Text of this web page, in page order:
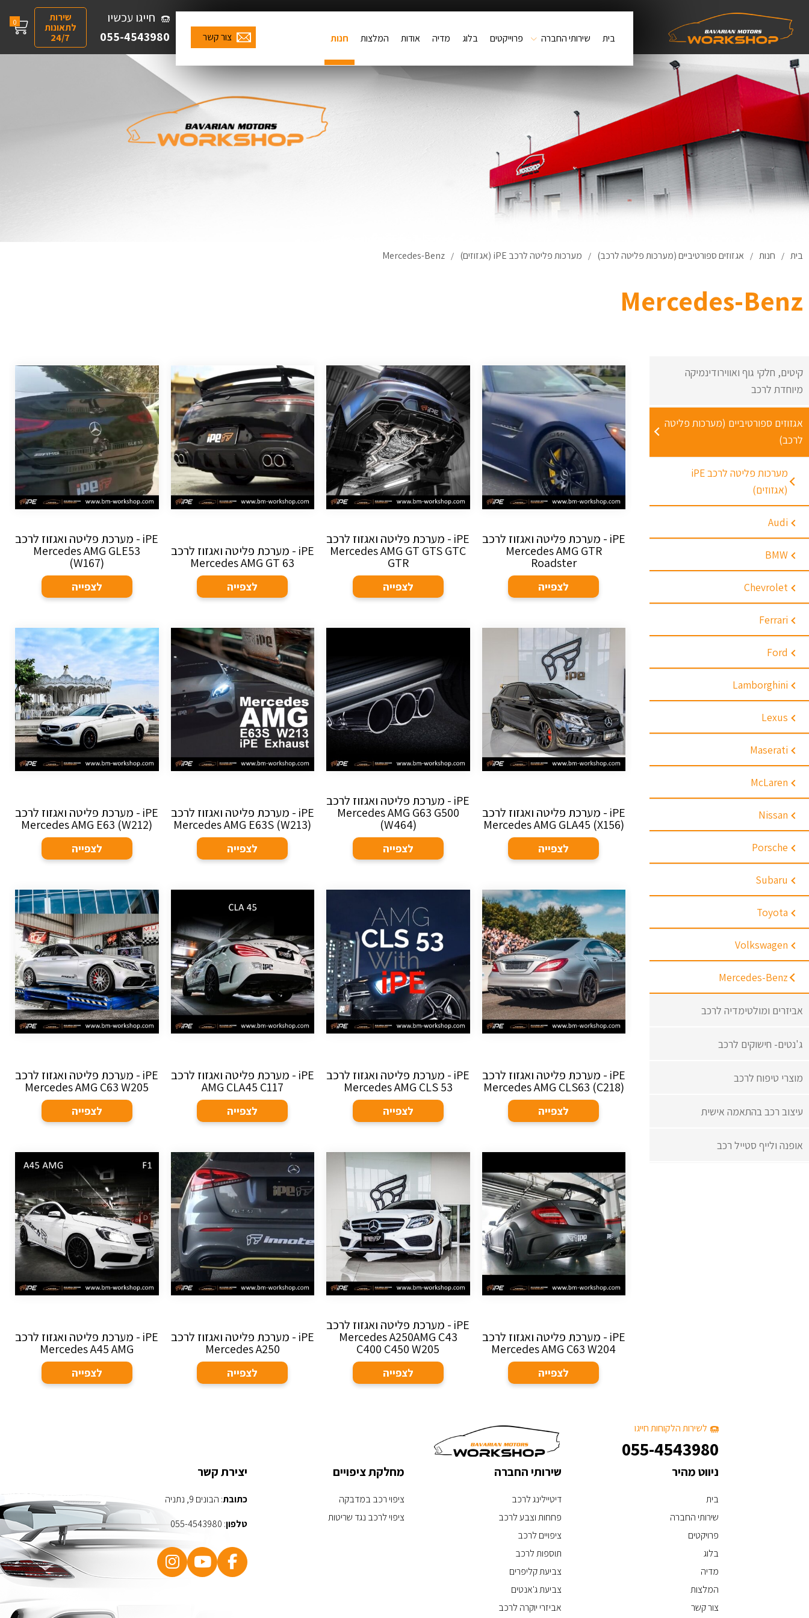
בית שירותי החברה פרוייקטים בלוג מדיה אודות המלצות חנות צור קשר
0
שירות
לתאונות
24/7
חייגו עכשיו
055-4543980
בית / חנות / אגזוזים ספורטיביים (מערכות פליטה לרכב) / מערכות פליטה לרכב iPE (אגזוזים) /
Mercedes-Benz
Mercedes-Benz
קיטים, חלקי גוף ואווירודינמיקה
מיוחדת לרכב
אגזוזים ספורטיביים (מערכות פליטה
לרכב)
מערכות פליטה לרכב iPE
(אגזוזים)
Audi
BMW
Chevrolet
Ferrari
Ford
Lamborghini
Lexus
Maserati
McLaren
Nissan
Porsche
Subaru
Toyota
Volkswagen
Mercedes-Benz
אביזרים ומולטימדיה לרכב
ג'נטים- חישוקים לרכב
מוצרי טיפוח לרכב
עיצוב רכב בהתאמה אישית
אופנה ולייף סטייל רכב
iPE - מערכת פליטה ואגזוז לרכב
Mercedes AMG GTR
Roadster
לצפייה
iPE - מערכת פליטה ואגזוז לרכב
Mercedes AMG GT GTS GTC
GTR
לצפייה
iPE - מערכת פליטה ואגזוז לרכב
Mercedes AMG GT 63
לצפייה
iPE - מערכת פליטה ואגזוז לרכב
Mercedes AMG GLE53
(W167)
לצפייה
iPE - מערכת פליטה ואגזוז לרכב
Mercedes AMG GLA45 (X156)
לצפייה
iPE - מערכת פליטה ואגזוז לרכב
Mercedes AMG G63 G500
(W464)
לצפייה
iPE - מערכת פליטה ואגזוז לרכב
Mercedes AMG E63S (W213)
לצפייה
iPE - מערכת פליטה ואגזוז לרכב
Mercedes AMG E63 (W212)
לצפייה
iPE - מערכת פליטה ואגזוז לרכב
Mercedes AMG CLS63 (C218)
לצפייה
iPE - מערכת פליטה ואגזוז לרכב
Mercedes AMG CLS 53
לצפייה
iPE - מערכת פליטה ואגזוז לרכב
AMG CLA45 C117
לצפייה
iPE - מערכת פליטה ואגזוז לרכב
Mercedes AMG C63 W205
לצפייה
iPE - מערכת פליטה ואגזוז לרכב
Mercedes AMG C63 W204
לצפייה
iPE - מערכת פליטה ואגזוז לרכב
Mercedes A250AMG C43
C400 C450 W205
לצפייה
iPE - מערכת פליטה ואגזוז לרכב
Mercedes A250
לצפייה
iPE - מערכת פליטה ואגזוז לרכב
Mercedes A45 AMG
לצפייה
לשירות הלקוחות חייגו
055-4543980
ניווט מהיר
בית
שירותי החברה
פרויקטים
בלוג
מדיה
המלצות
צור קשר
שירותי החברה
דיטיילינג לרכב
פחחות וצבע לרכב
ציפויים לרכב
תוספות לרכב
צביעת קליפרים
צביעת ג'אנטים
אביזרי יוקרה לרכב
מחלקת ציפויים
ציפוי רכב במדבקה
ציפוי לרכב נגד שריטות
יצירת קשר
כתובת: הבונים 9, נתניה
טלפון:
055-4543980